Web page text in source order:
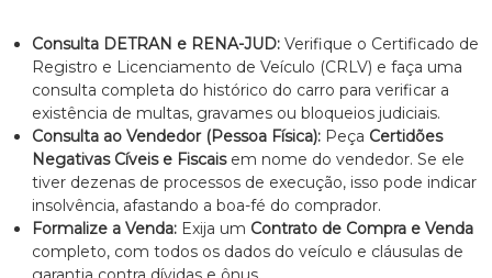
Consulta DETRAN e RENA-JUD:Verifique o Certificado de
Registro e Licenciamento de Veículo (CRLV) e faça uma
consulta completa do histórico do carro para verificar a
existência de multas, gravames ou bloqueios judiciais.
Consulta ao Vendedor (Pessoa Física):Peça Certidões
Negativas Cíveis e Fiscaisem nome do vendedor. Se ele
tiver dezenas de processos de execução, isso pode indicar
insolvência, afastando a boa-fé do comprador.
Formalize a Venda:Exija um Contrato de Compra e Venda
completo, com todos os dados do veículo e cláusulas de